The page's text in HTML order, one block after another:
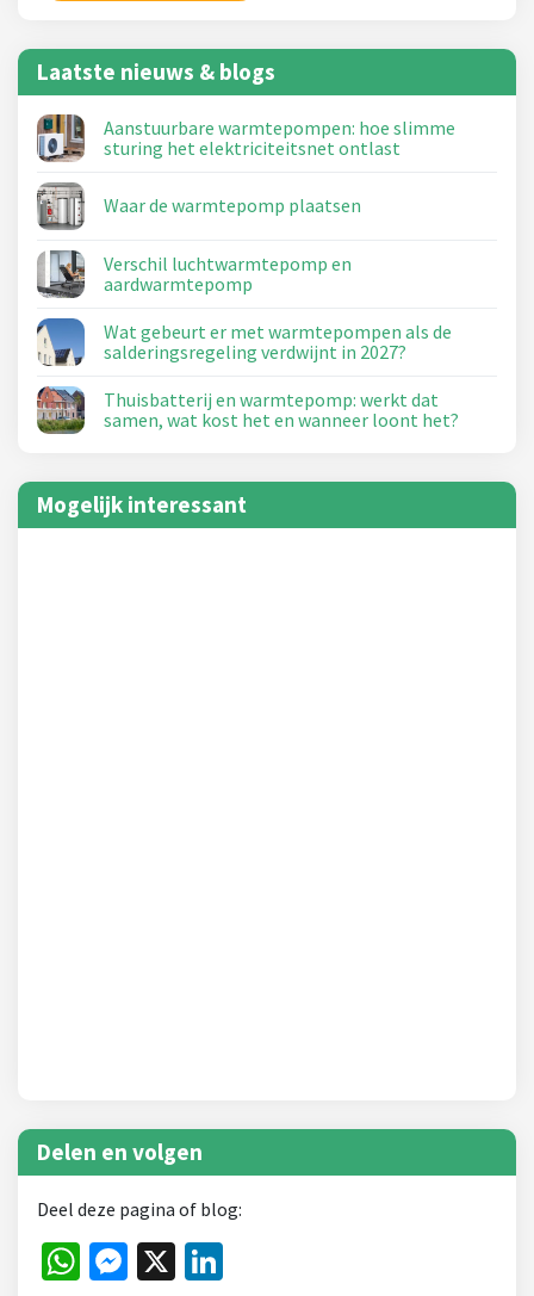
Laatste nieuws & blogs
Aanstuurbare warmtepompen: hoe slimme
sturing het elektriciteitsnet ontlast
Waar de warmtepomp plaatsen
Verschil luchtwarmtepomp en
aardwarmtepomp
Wat gebeurt er met warmtepompen als de
salderingsregeling verdwijnt in 2027?
Thuisbatterij en warmtepomp: werkt dat
samen, wat kost het en wanneer loont het?
Mogelijk interessant
Delen en volgen
Deel deze pagina of blog:
WhatsApp
Messenger
X